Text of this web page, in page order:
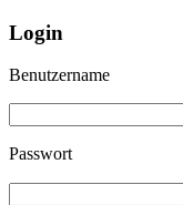
Login
Benutzername
Passwort